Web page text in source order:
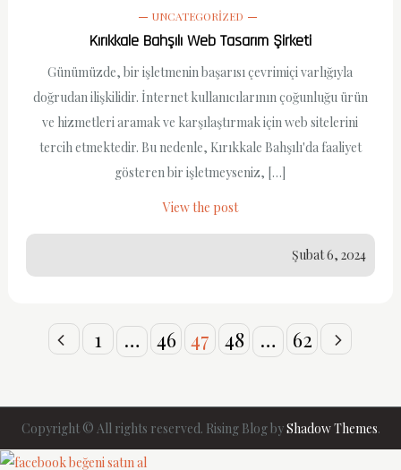
UNCATEGORIZED
Kırıkkale Bahşılı Web Tasarım Şirketi
Günümüzde, bir işletmenin başarısı çevrimiçi varlığıyla
doğrudan ilişkilidir. İnternet kullanıcılarının çoğunluğu ürün
ve hizmetleri aramak ve karşılaştırmak için web sitelerini
tercih etmektedir. Bu nedenle, Kırıkkale Bahşılı'da faaliyet
gösteren bir işletmeyseniz, […]
View the post
Şubat 6, 2024
Yazı
1 … 46 47 48 … 62
Copyright © All rights reserved. Rising Blog byShadow Themes.